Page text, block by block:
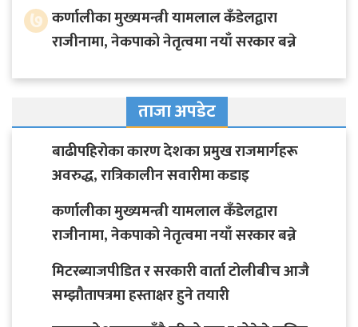
७ कर्णालीका मुख्यमन्त्री यामलाल कँडेलद्वारा
राजीनामा, नेकपाको नेतृत्वमा नयाँ सरकार बन्ने
ताजा अपडेट
बाढीपहिरोका कारण देशका प्रमुख राजमार्गहरू
अवरुद्ध, रात्रिकालीन सवारीमा कडाइ
कर्णालीका मुख्यमन्त्री यामलाल कँडेलद्वारा
राजीनामा, नेकपाको नेतृत्वमा नयाँ सरकार बन्ने
मिटरब्याजपीडित र सरकारी वार्ता टोलीबीच आजै
सम्झौतापत्रमा हस्ताक्षर हुने तयारी